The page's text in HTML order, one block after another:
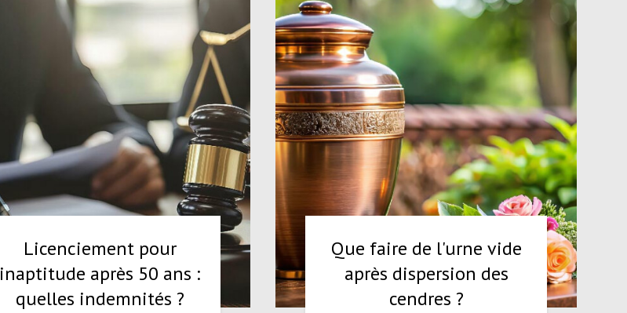
Licenciement pour
inaptitude après 50 ans :
quelles indemnités ?
Que faire de l'urne vide
après dispersion des
cendres ?